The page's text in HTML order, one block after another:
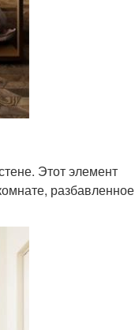
Этот элемент
разбавленное